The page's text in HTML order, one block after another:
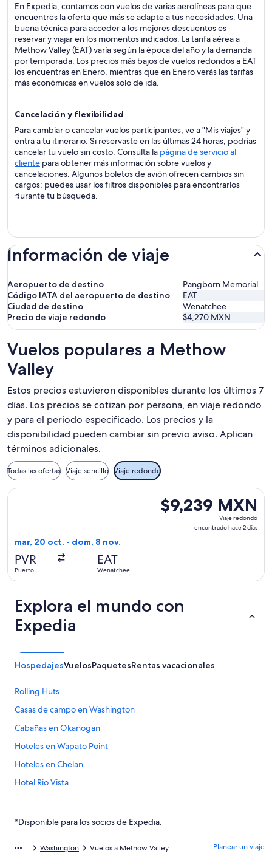
En Expedia, contamos con vuelos de varias aerolíneas para que
encuentres la oferta que más se adapte a tus necesidades. Una
buena técnica para acceder a los mejores descuentos es
reservar y viajar en los momentos indicados. La tarifa aérea a
Methow Valley (EAT) varía según la época del año y la demanda
por temporada. Los precios más bajos de vuelos redondos a EAT
los encuentras en Enero, mientras que en Enero verás las tarifas
más económicas en vuelos solo de ida.
Cancelación y flexibilidad
Para cambiar o cancelar vuelos participantes, ve a "Mis viajes" y
entra a tu itinerario. Si reservaste en las últimas 24 horas, podrías
cancelar tu vuelo sin costo. Consulta la página de servicio al
cliente para obtener más información sobre vuelos y
cancelaciones. Algunos boletos de avión ofrecen cambios sin
cargos; puedes usar los filtros disponibles para encontrarlos
durante tu búsqueda.
Información de viaje
Aeropuerto de destino
Pangborn Memorial
Código IATA del aeropuerto de destino
EAT
Ciudad de destino
Wenatchee
Precio de viaje redondo
$4,270 MXN
Vuelos populares a Methow
Valley
Estos precios estuvieron disponibles durante los últimos 7
días. Los precios se cotizan por persona, en viaje redondo
y para el periodo especificado. Los precios y la
disponibilidad pueden cambiar sin previo aviso. Aplican
términos adicionales.
Todas las ofertas Viaje sencillo Viaje redondo
$9,239 MXN
Viaje
redondo,
$9,239 MXN
Viaje redondo
encontrado hace 2 días
mar, 20 oct. - dom, 8 nov.
PVR
Puerto
EAT
Wenatchee
Seleccionar vuelo de Alaska Airlines, con salida el mar, 20
Explora el mundo con
Expedia
HospedajesVuelosPaquetesRentas vacacionales
Rolling Huts
Casas de campo en Washington
Cabañas en Okanogan
Hoteles en Wapato Point
Hoteles en Chelan
Hotel Rio Vista
Wapato Point Resort Tennis Condos
Hoteles con alberca en Washington
*Disponible para los socios de Expedia.
Washington Vuelos a Methow Valley Planear un viaje